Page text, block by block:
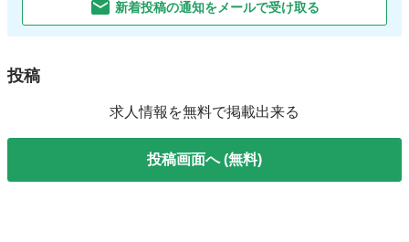
新着投稿の通知をメールで受け取る
投稿
求人情報を無料で掲載出来る
投稿画面へ (無料)